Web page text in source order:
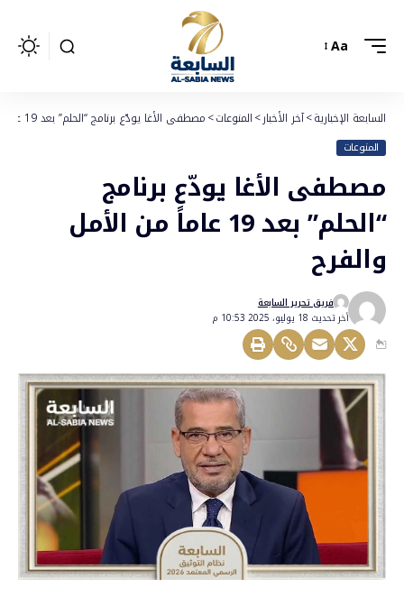
Aa
السابعة الإخبارية>آخر الأخبار>المنوعات>مصطفى الأغا يودّع برنامج “الحلم” بعد 19 عاماً من الأمل والفرح
المنوعات
مصطفى الأغا يودّع برنامج
“الحلم” بعد 19 عاماً من الأمل
والفرح
أخر تحديث 18 يوليو، 2025 10:53 م
فريق تحرير السابعة